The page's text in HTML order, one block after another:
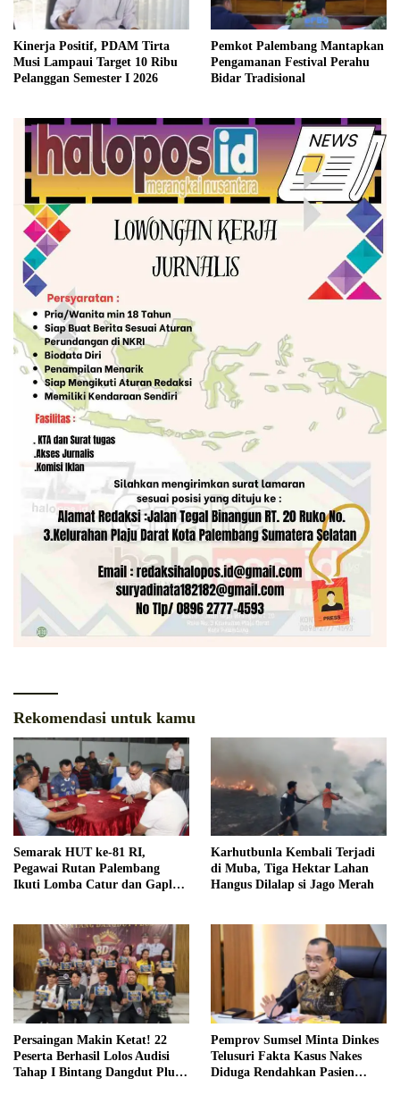
Kinerja Positif, PDAM Tirta
Musi Lampaui Target 10 Ribu
Pelanggan Semester I 2026
Pemkot Palembang Mantapkan
Pengamanan Festival Perahu
Bidar Tradisional
Rekomendasi untuk kamu
Semarak HUT ke-81 RI,
Pegawai Rutan Palembang
Ikuti Lomba Catur dan Gaple
Karhutbunla Kembali Terjadi
di Muba, Tiga Hektar Lahan
Hangus Dilalap si Jago Merah
Persaingan Makin Ketat! 22
Peserta Berhasil Lolos Audisi
Tahap I Bintang Dangdut Plus
Pemprov Sumsel Minta Dinkes
Telusuri Fakta Kasus Nakes
Diduga Rendahkan Pasien